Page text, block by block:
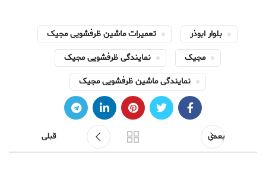
بلوار ابوذر
تعمیرات ماشین ظرفشویی مجیک
مجیک
نمایندگی ظرفشویی مجیک
نمایندگی ماشین ظرفشویی مجیک
بعدی قبلی